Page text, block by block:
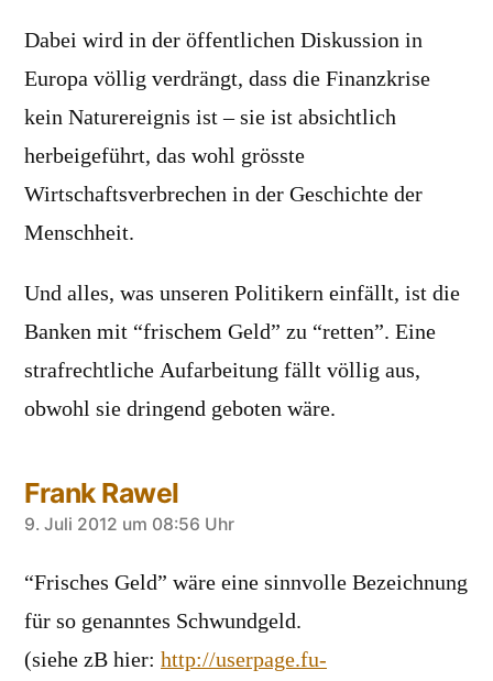
Dabei wird in der öffentlichen Diskussion in
Europa völlig verdrängt, dass die Finanzkrise
kein Naturereignis ist – sie ist absichtlich
herbeigeführt, das wohl grösste
Wirtschaftsverbrechen in der Geschichte der
Menschheit.
Und alles, was unseren Politikern einfällt, ist die
Banken mit “frischem Geld” zu “retten”. Eine
strafrechtliche Aufarbeitung fällt völlig aus,
obwohl sie dringend geboten wäre.
Frank Rawel
sagt:
9. Juli 2012 um 08:56 Uhr
“Frisches Geld” wäre eine sinnvolle Bezeichnung
für so genanntes Schwundgeld.
(siehe zB hier: http://userpage.fu-